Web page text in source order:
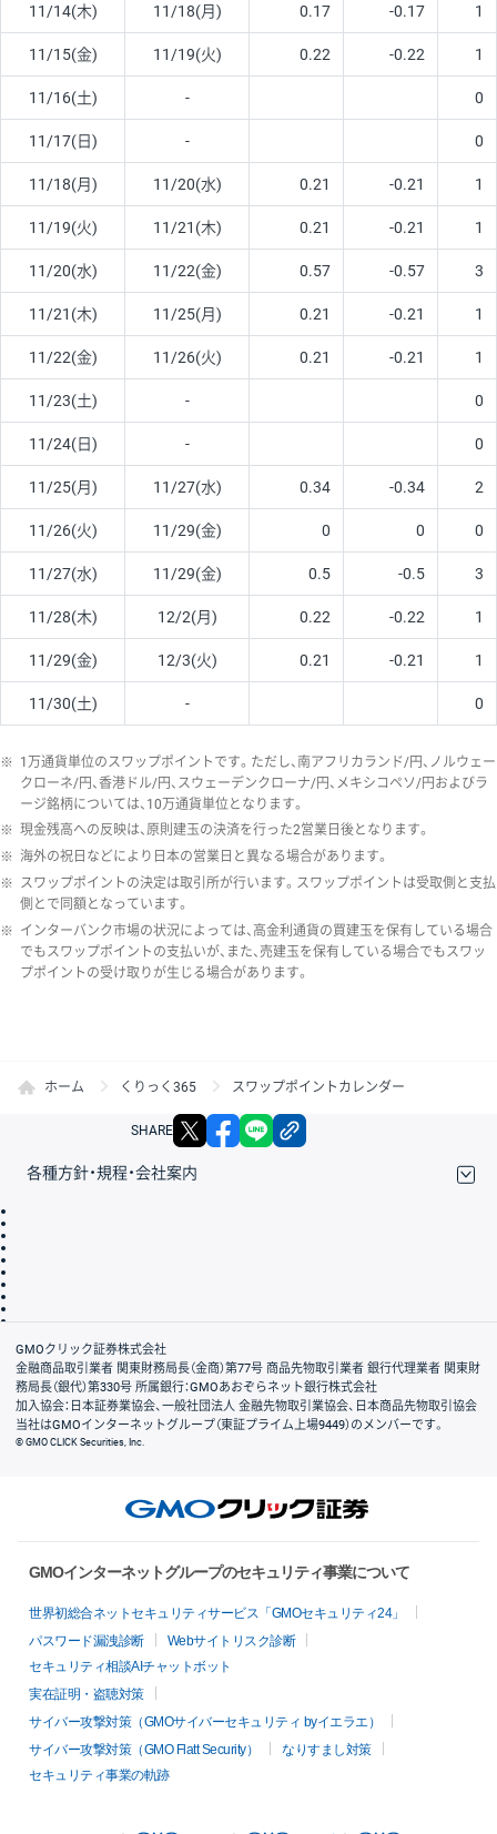
11/14(木) 11/18(月) 0.17 -0.17 1
11/15(金) 11/19(火) 0.22 -0.22 1
11/16(土) - 0
11/17(日) - 0
11/18(月) 11/20(水) 0.21 -0.21 1
11/19(火) 11/21(木) 0.21 -0.21 1
11/20(水) 11/22(金) 0.57 -0.57 3
11/21(木) 11/25(月) 0.21 -0.21 1
11/22(金) 11/26(火) 0.21 -0.21 1
11/23(土) - 0
11/24(日) - 0
11/25(月) 11/27(水) 0.34 -0.34 2
11/26(火) 11/29(金) 0 0 0
11/27(水) 11/29(金) 0.5 -0.5 3
11/28(木) 12/2(月) 0.22 -0.22 1
11/29(金) 12/3(火) 0.21 -0.21 1
11/30(土) - 0
※ 1万通貨単位のスワップポイントです。ただし、南アフリカランド/円、ノルウェー
クローネ/円、香港ドル/円、スウェーデンクローナ/円、メキシコペソ/円およびラ
ージ銘柄については、10万通貨単位となります。
※ 現金残高への反映は、原則建玉の決済を行った2営業日後となります。
※ 海外の祝日などにより日本の営業日と異なる場合があります。
※ スワップポイントの決定は取引所が行います。スワップポイントは受取側と支払
側とで同額となっています。
※ インターバンク市場の状況によっては、高金利通貨の買建玉を保有している場合
でもスワップポイントの支払いが、また、売建玉を保有している場合でもスワッ
プポイントの受け取りが生じる場合があります。
ホーム くりっく365 スワップポイントカレンダー
SHARE X facebook
各種方針・規程・会社案内
会社案内
GMOクリック証券株式会社
金融商品取引業者 関東財務局長（金商）第77号 商品先物取引業者 銀行代理業者 関東財
務局長（銀代）第330号 所属銀行：GMOあおぞらネット銀行株式会社
加入協会：日本証券業協会、一般社団法人 金融先物取引業協会、日本商品先物取引協会
当社はGMOインターネットグループ（東証プライム上場9449）のメンバーです。
© GMO CLICK Securities, Inc.
GMOインターネットグループのセキュリティ事業について
世界初総合ネットセキュリティサービス「GMOセキュリティ24」
パスワード漏洩診断
Webサイトリスク診断
セキュリティ相談AIチャットボット
実在証明・盗聴対策
サイバー攻撃対策（GMOサイバーセキュリティ byイエラエ）
サイバー攻撃対策（GMO Flatt Security）
なりすまし対策
セキュリティ事業の軌跡